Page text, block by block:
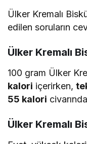
Ülker Kremalı
edilen soruların
Ülker Kremalı
100 gram Ülker
kalori içerirken,
55 kalori
Ülker Kremalı